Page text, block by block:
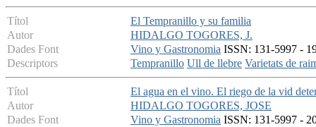
Títol
El Tempranillo y su familia
Autor
HIDALGO TOGORES, J.
Dades Font
Vino y Gastronomia ISSN: 131-5997 -
Descriptors
Tempranillo Ull de llebre Varietats de
Títol
El agua en el vino. El riego de la vid
Autor
HIDALGO TOGORES, JOSE
Dades Font
Vino y Gastronomia ISSN: 131-5997 -